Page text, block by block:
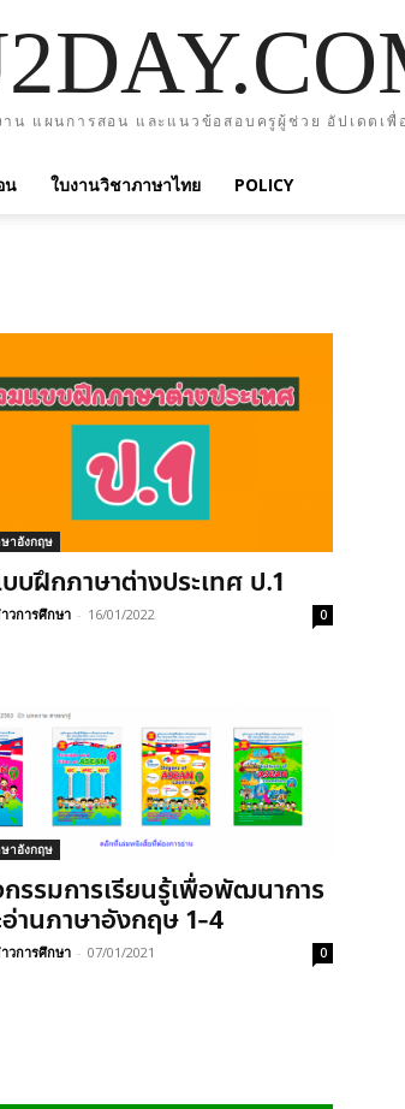
น แผนการสอน และแนวข้อสอบครูผู้ช่วย อัปเดตเพื่
น ใบงานวิชาภาษาไทย POLICY
าอังกฤษ
บฝึกภาษาต่างประเทศ ป.1
วการศึกษา - 16/01/2022 0
าอังกฤษ
รรมการเรียนรู้เพื่อพัฒนาการ
านภาษาอังกฤษ 1-4
วการศึกษา - 07/01/2021 0